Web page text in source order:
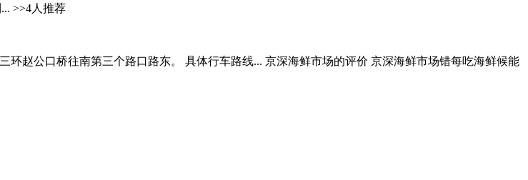
>>4人推荐
赵公口桥往南第三个路口路东。 具体行车路线... 京深海鲜市场的评价 京深海鲜市场错每吃海鲜候能